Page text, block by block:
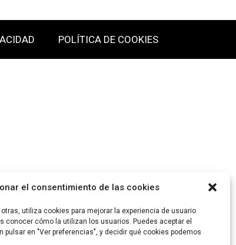
el consentimiento de las cookies
utiliza cookies para mejorar la experiencia de usuario
conocer cómo la utilizan los usuarios. Puedes aceptar el
pulsar en "Ver preferencias", y decidir qué cookies podemos
POLÍTICA DE COOKIES